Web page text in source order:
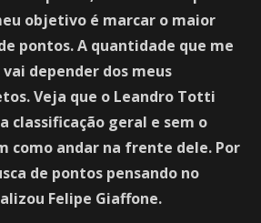
objetivo é marcar o maior
pontos. A quantidade que me
depender dos meus
Veja que o Leandro Totti
classificação geral e sem o
como andar na frente dele. Por
de pontos pensando no
Felipe Giaffone.